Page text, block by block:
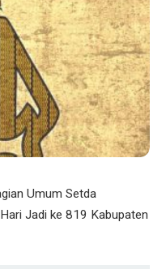
Umum Setda
Jadi ke 819 Kabupaten